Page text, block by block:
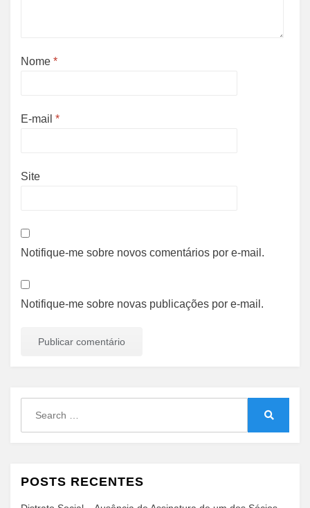
Nome *
E-mail *
Site
Notifique-me sobre novos comentários por e-mail.
Notifique-me sobre novas publicações por e-mail.
POSTS RECENTES